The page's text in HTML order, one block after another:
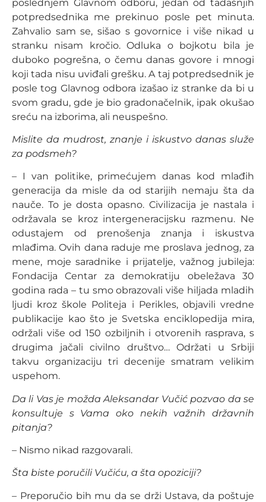
poslednjem Glavnom odboru, jedan od tadašnjih
potpredsednika me prekinuo posle pet minuta.
Zahvalio sam se, sišao s govornice i više nikad u
stranku nisam kročio. Odluka o bojkotu bila je
duboko pogrešna, o čemu danas govore i mnogi
koji tada nisu uviđali grešku. A taj potpredsednik je
posle tog Glavnog odbora izašao iz stranke da bi u
svom gradu, gde je bio gradonačelnik, ipak okušao
sreću na izborima, ali neuspešno.
Mislite da mudrost, znanje i iskustvo danas služe
za podsmeh?
– I van politike, primećujem danas kod mlađih
generacija da misle da od starijih nemaju šta da
nauče. To je dosta opasno. Civilizacija je nastala i
održavala se kroz intergeneracijsku razmenu. Ne
odustajem od prenošenja znanja i iskustva
mlađima. Ovih dana raduje me proslava jednog, za
mene, moje saradnike i prijatelje, važnog jubileja:
Fondacija Centar za demokratiju obeležava 30
godina rada – tu smo obrazovali više hiljada mladih
ljudi kroz škole Politeja i Perikles, objavili vredne
publikacije kao što je Svetska enciklopedija mira,
održali više od 150 ozbiljnih i otvorenih rasprava, s
drugima jačali civilno društvo… Održati u Srbiji
takvu organizaciju tri decenije smatram velikim
uspehom.
Da li Vas je možda Aleksandar Vučić pozvao da se
konsultuje s Vama oko nekih važnih državnih
pitanja?
– Nismo nikad razgovarali.
Šta biste poručili Vučiću, a šta opoziciji?
– Preporučio bih mu da se drži Ustava, da poštuje